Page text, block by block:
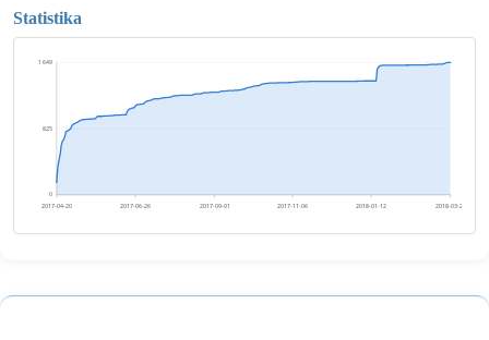
Statistika
0
825
1 649
2017-04-20 2017-06-26 2017-09-01 2017-11-06 2018-01-12 2018-03-20